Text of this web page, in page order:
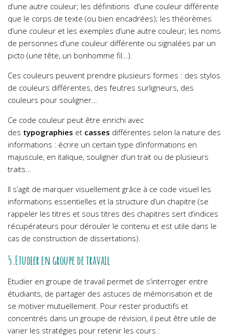
d’une autre couleur; les définitions d’une couleur différente
que le corps de texte (ou bien encadrées); les théorèmes
d’une couleur et les exemples d’une autre couleur; les noms
de personnes d’une couleur différente ou signalées par un
picto (une tête, un bonhomme fil…).
Ces couleurs peuvent prendre plusieurs formes : des stylos
de couleurs différentes, des feutres surligneurs, des
couleurs pour souligner…
Ce code couleur peut être enrichi avec
des typographies et casses différentes selon la nature des
informations : écrire un certain type d’informations en
majuscule, en italique, souligner d’un trait ou de plusieurs
traits…
Il s’agit de marquer visuellement grâce à ce code visuel les
informations essentielles et la structure d’un chapitre (se
rappeler les titres et sous titres des chapitres sert d’indices
récupérateurs pour dérouler le contenu et est utile dans le
cas de construction de dissertations).
5.Etudier en groupe de travail
Etudier en groupe de travail permet de s’interroger entre
étudiants, de partager des astuces de mémorisation et de
se motiver mutuellement. Pour rester productifs et
concentrés dans un groupe de révision, il peut être utile de
varier les stratégies pour retenir les cours :